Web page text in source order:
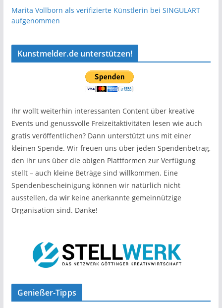
Marita Vollborn als verifizierte Künstlerin bei SINGULART
aufgenommen
Kunstmelder.de unterstützen!
Ihr wollt weiterhin interessanten Content über kreative
Events und genussvolle Freizeitaktivitäten lesen wie auch
gratis veröffentlichen? Dann unterstützt uns mit einer
kleinen Spende. Wir freuen uns über jeden Spendenbetrag,
den ihr uns über die obigen Plattformen zur Verfügung
stellt – auch kleine Beträge sind willkommen. Eine
Spendenbescheinigung können wir natürlich nicht
ausstellen, da wir keine anerkannte gemeinnützige
Organisation sind. Danke!
Genießer-Tipps